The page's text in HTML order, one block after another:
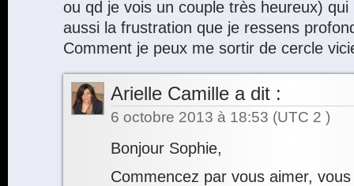
ou qd je vois un couple très heureux)
aussi la frustration que je ressens
Comment je peux me sortir de cercle
Arielle Camille a dit :
6 octobre 2013 à 18:53 (UTC 2 )
Bonjour Sophie,
Commencez par vous aimer,